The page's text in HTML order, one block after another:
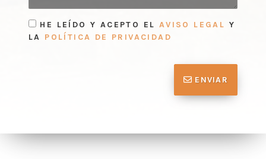
HE LEÍDO Y ACEPTO EL AVISO LEGAL Y
LA POLÍTICA DE PRIVACIDAD
ENVIAR